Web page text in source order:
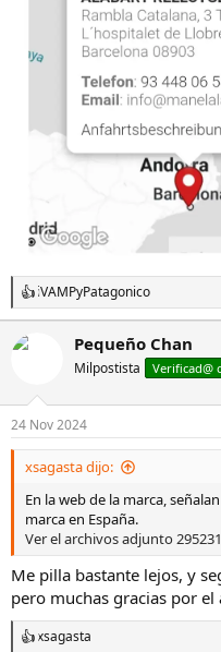
R
e
a
c
o
n
e
iVAMPyPatagonico
Pequeño Chan
Milpostista Verificad@
24 Nov 2024
xsagasta dijo:
En la web de la marca,
marca en España.
Ver el archivos adjunto
Me pilla bastante lejos, y
pero muchas gracias por el
R
xsagasta